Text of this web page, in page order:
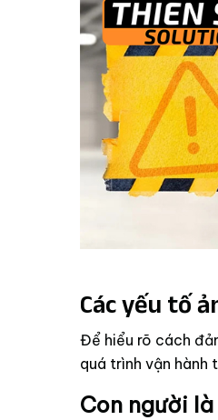
Các yếu tố
Để hiểu rõ cách
quá trình vận hành
Con người